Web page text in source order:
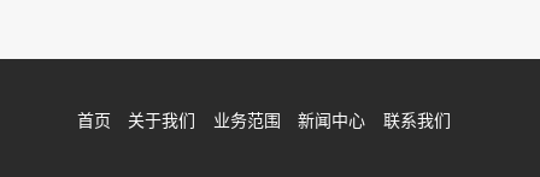
首页 关于我们 业务范围 新闻中心 联系我们